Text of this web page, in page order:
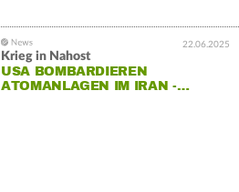
22.06.2025
Krieg in Nahost
USA BOMBARDIEREN
ATOMANLAGEN IM IRAN -…